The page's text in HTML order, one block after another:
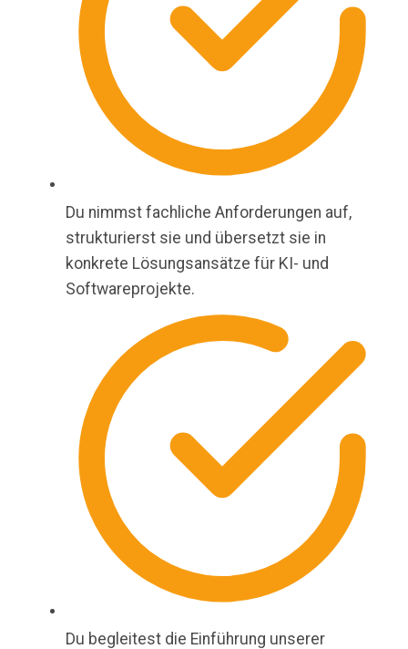
Du nimmst fachliche Anforderungen auf,
strukturierst sie und übersetzt sie in
konkrete Lösungsansätze für KI- und
Softwareprojekte.
Du begleitest die Einführung unserer